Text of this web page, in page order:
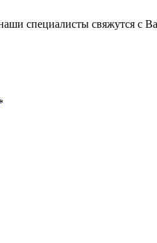
специалисты свяжутся с